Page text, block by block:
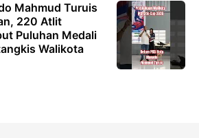
Mahmud Turuis
220 Atlit
Puluhan Medali
Walikota